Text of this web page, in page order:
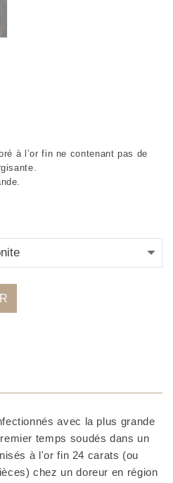
à l’or fin ne contenant pas de
avec la plus grande
temps soudés dans un
à l'or fin 24 carats (ou
chez un doreur en région